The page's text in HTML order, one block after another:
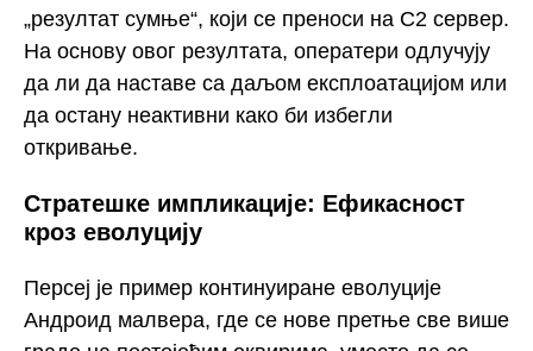
„резултат сумње“, који се преноси на C2 сервер.
На основу овог резултата, оператери одлучују
да ли да наставе са даљом експлоатацијом или
да остану неактивни како би избегли
откривање.
Стратешке импликације: Ефикасност
кроз еволуцију
Персеј је пример континуиране еволуције
Андроид малвера, где се нове претње све више